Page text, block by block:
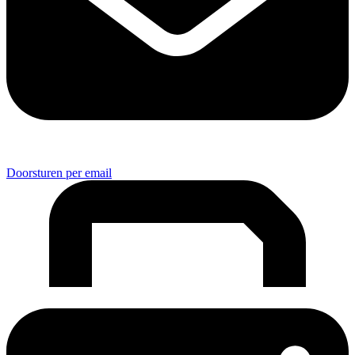
Doorsturen per email